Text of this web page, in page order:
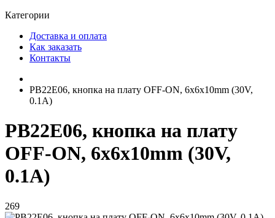
Категории
Доставка и оплата
Как заказать
Контакты
PB22E06, кнопка на плату OFF-ON, 6x6x10mm (30V,
0.1A)
PB22E06, кнопка на плату
OFF-ON, 6x6x10mm (30V,
0.1A)
269